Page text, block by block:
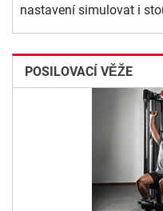
nastavení simulovat i
POSILOVACÍ VĚŽE